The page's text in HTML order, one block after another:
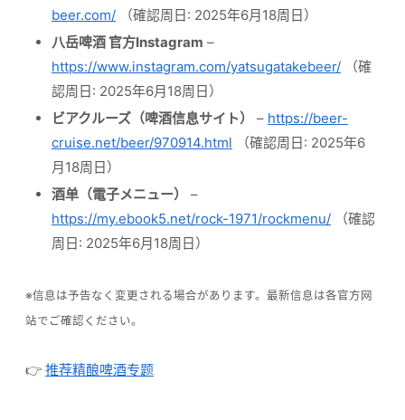
beer.com/ （確認周日: 2025年6月18周日）
八岳啤酒 官方Instagram –
https://www.instagram.com/yatsugatakebeer/ （確
認周日: 2025年6月18周日）
ビアクルーズ（啤酒信息サイト）
– https://beer-
cruise.net/beer/970914.html （確認周日: 2025年6
月18周日）
酒单（電子メニュー）
–
https://my.ebook5.net/rock-1971/rockmenu/ （確認
周日: 2025年6月18周日）
※信息は予告なく変更される場合があります。最新信息は各官方网
站でご確認ください。
👉 推荐精酿啤酒专题